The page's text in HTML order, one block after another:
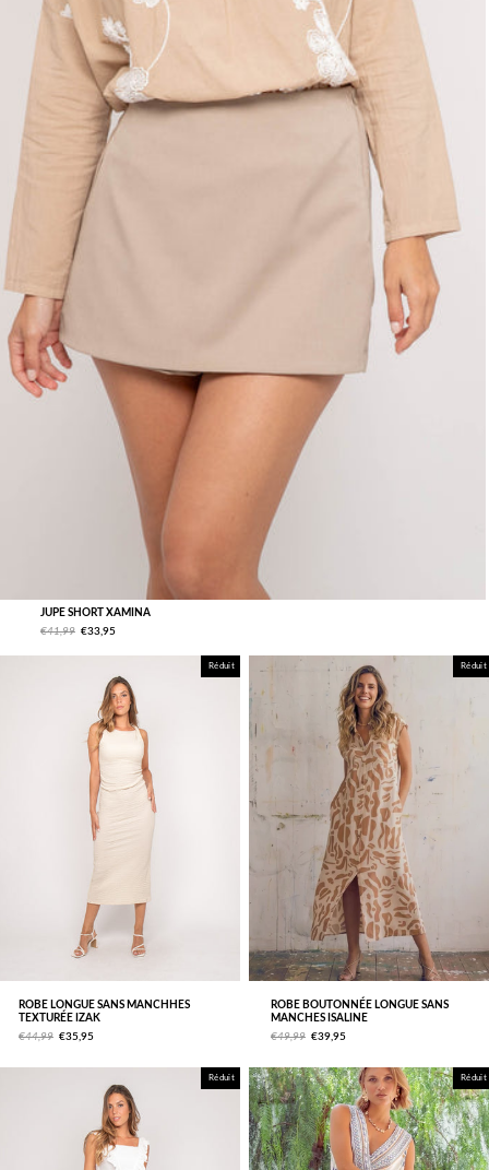
JUPE SHORT XAMINA
€41,99 €33,95
Réduit
ROBE LONGUE SANS MANCHHES
TEXTURÉE IZAK
€44,99 €35,95
Réduit
ROBE BOUTONNÉE LONGUE SANS
MANCHES ISALINE
€49,99 €39,95
Réduit Réduit